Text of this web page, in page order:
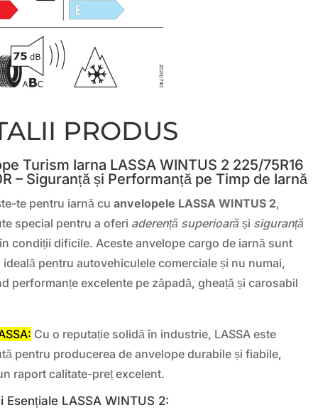
PRODUS
Turism Iarna LASSA WINTUS 2 225/75R16
– Siguranță și Performanță pe Timp de Iarnă
te pentru iarnă cuanvelopele LASSA WINTUS 2,
special pentru a oferi aderență superioară și siguranță
condiții dificile. Aceste anvelope cargo de iarnă sunt
ideală pentru autovehiculele comerciale și nu numai,
performanțe excelente pe zăpadă, gheață și carosabil
Cu o reputație solidă în industrie, LASSA este
pentru producerea de anvelope durabile și fiabile,
raport calitate-preț excelent.
Esențiale LASSA WINTUS 2: